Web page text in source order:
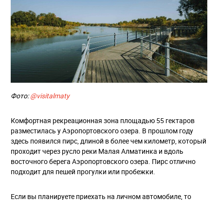
Фото:@visitalmaty
Комфортная рекреационная зона площадью 55 гектаров
разместилась у Аэропортовского озера. В прошлом году
здесь появился пирс, длиной в более чем километр, который
проходит через русло реки Малая Алматинка и вдоль
восточного берега Аэропортовского озера. Пирс отлично
подходит для пешей прогулки или пробежки.
Если вы планируете приехать на личном автомобиле, то